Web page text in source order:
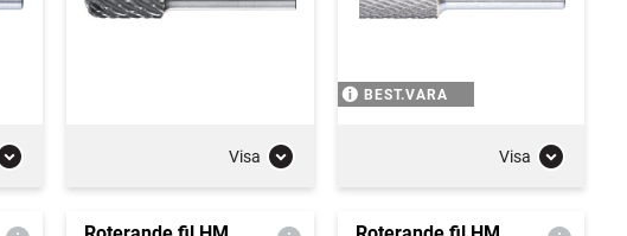
Visa
BEST.VARA
Visa